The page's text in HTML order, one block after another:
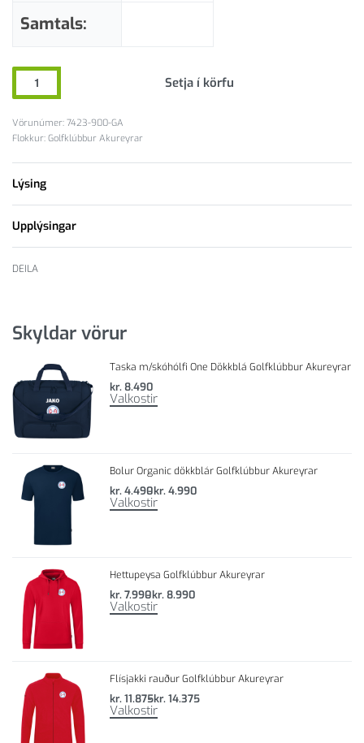
Samtals:
Setja í körfu
7423-900-GA
Flokkur: Golfklúbbur Akureyrar
Lýsing
Upplýsingar
DEILA
Skyldar vörur
Taska m/skóhólfi One Dökkblá Golfklúbbur Akureyrar
kr.8.490
Valkostir
Bolur Organic dökkblár Golfklúbbur Akureyrar
kr.4.490kr.4.990
Valkostir
Hettupeysa Golfklúbbur Akureyrar
kr.7.990kr.8.990
Valkostir
Flísjakki rauður Golfklúbbur Akureyrar
kr.11.875kr.14.375
Valkostir